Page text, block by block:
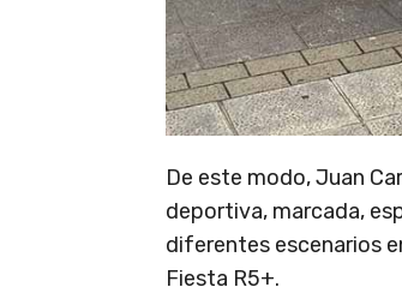
De este modo, Juan
deportiva, marcada,
diferentes escenarios
Fiesta R5+.